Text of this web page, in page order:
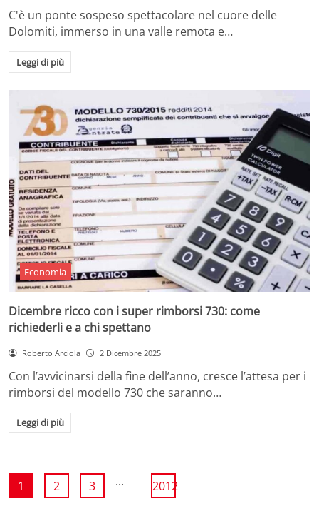
C'è un ponte sospeso spettacolare nel cuore delle
Dolomiti, immerso in una valle remota e…
Leggi di più
Economia
Dicembre ricco con i super rimborsi 730: come
richiederli e a chi spettano
Roberto Arciola 2 Dicembre 2025
Con l’avvicinarsi della fine dell’anno, cresce l’attesa per i
rimborsi del modello 730 che saranno…
Leggi di più
1 2 3 ... 2012